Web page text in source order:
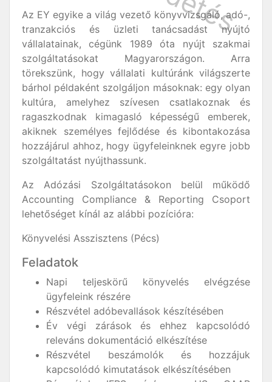
Az EY egyike a világ vezető könyvvizsgáló, adó-,
tranzakciós és üzleti tanácsadást nyújtó
vállalatainak, cégünk 1989 óta nyújt szakmai
szolgáltatásokat Magyarországon. Arra
törekszünk, hogy vállalati kultúránk világszerte
bárhol példaként szolgáljon másoknak: egy olyan
kultúra, amelyhez szívesen csatlakoznak és
ragaszkodnak kimagasló képességű emberek,
akiknek személyes fejlődése és kibontakozása
hozzájárul ahhoz, hogy ügyfeleinknek egyre jobb
szolgáltatást nyújthassunk.
Az Adózási Szolgáltatásokon belül működő
Accounting Compliance & Reporting Csoport
lehetőséget kínál az alábbi pozícióra:
Könyvelési Asszisztens (Pécs)
Feladatok
Napi teljeskörű könyvelés elvégzése
ügyfeleink részére
Részvétel adóbevallások készítésében
Év végi zárások és ehhez kapcsolódó
releváns dokumentáció elkészítése
Részvétel beszámolók és hozzájuk
kapcsolódó kimutatások elkészítésében